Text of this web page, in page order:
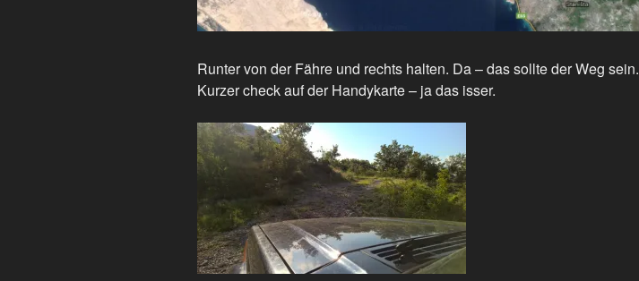
Runter von der Fähre und rechts halten. Da – das sollte der Weg sein.
Kurzer check auf der Handykarte – ja das isser.